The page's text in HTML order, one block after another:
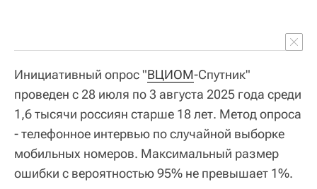
Инициативный опрос "ВЦИОМ-Спутник"
проведен с 28 июля по 3 августа 2025 года среди
1,6 тысячи россиян старше 18 лет. Метод опроса
- телефонное интервью по случайной выборке
мобильных номеров. Максимальный размер
ошибки с вероятностью 95% не превышает 1%.